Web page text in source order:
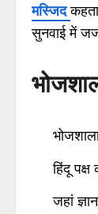
मस्जिद
सुनवाई में
हिंदू
जहां